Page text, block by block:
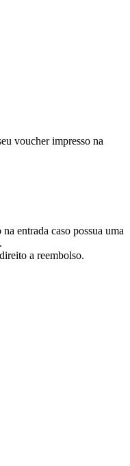
voucher impresso na
entrada caso possua uma
a reembolso.